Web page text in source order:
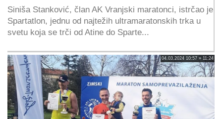
Siniša Stanković, član AK Vranjski maratonci, istrčao je
Spartatlon, jednu od najtežih ultramaratonskih trka u
svetu koja se trči od Atine do Sparte...
04.03.2024 10:57 » 11:24